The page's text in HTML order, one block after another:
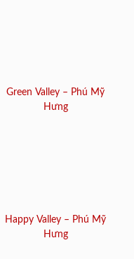
Green Valley – Phú Mỹ
Hưng
Happy Valley – Phú Mỹ
Hưng